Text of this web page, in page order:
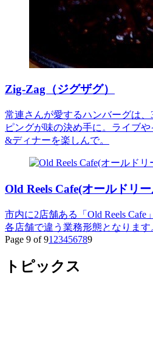
Zig-Zag（ジグザグ）
常連さんが愛するハンバーグは
ピングが味の決め手に。ライブ
&ディナーを楽しんで。
Old Reels Cafe(オールドリ
市内に2店舗ある「Old Reels Cafe」
各店舗で違う業務形態となります
Page 9 of 91 23456789
トピックス